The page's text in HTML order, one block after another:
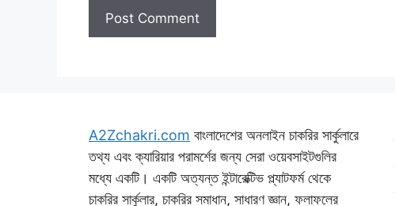
A2Zchakri.com বাংলাদেশের অনলাইন চাকরির সার্কুলারে
তথ্য এবং ক্যারিয়ার পরামর্শের জন্য সেরা ওয়েবসাইটগুলির
মধ্যে একটি। একটি অত্যন্ত ইন্টারেক্টিভ প্ল্যাটফর্ম থেকে
চাকরির সার্কুলার, চাকরির সমাধান, সাধারণ জ্ঞান, ফলাফলের